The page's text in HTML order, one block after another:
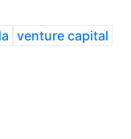
venture capital